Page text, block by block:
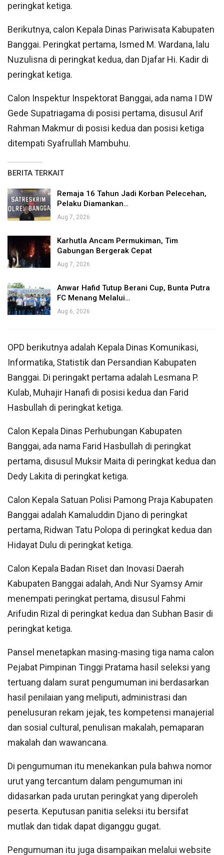
peringkat ketiga.
Berikutnya, calon Kepala Dinas Pariwisata Kabupaten
Banggai. Peringkat pertama, Ismed M. Wardana, lalu
Nuzulisna di peringkat kedua, dan Djafar Hi. Kadir di
peringkat ketiga.
Calon Inspektur Inspektorat Banggai, ada nama I DW
Gede Supatriagama di posisi pertama, disusul Arif
Rahman Makmur di posisi kedua dan posisi ketiga
ditempati Syafrullah Mambuhu.
BERITA TERKAIT
Remaja 16 Tahun Jadi Korban Pelecehan,
Pelaku Diamankan…
Aug 7, 2026
Karhutla Ancam Permukiman, Tim
Gabungan Bergerak Cepat
Aug 7, 2026
Anwar Hafid Tutup Berani Cup, Bunta Putra
FC Menang Melalui…
Aug 6, 2026
OPD berikutnya adalah Kepala Dinas Komunikasi,
Informatika, Statistik dan Persandian Kabupaten
Banggai. Di peringakt pertama adalah Lesmana P.
Kulab, Muhajir Hanafi di posisi kedua dan Farid
Hasbullah di peringkat ketiga.
Calon Kepala Dinas Perhubungan Kabupaten
Banggai, ada nama Farid Hasbullah di peringkat
pertama, disusul Muksir Maita di peringkat kedua dan
Dedy Lakita di peringkat ketiga.
Calon Kepala Satuan Polisi Pamong Praja Kabupaten
Banggai adalah Kamaluddin Djano di peringkat
pertama, Ridwan Tatu Polopa di peringkat kedua dan
Hidayat Dulu di peringkat ketiga.
Calon Kepala Badan Riset dan Inovasi Daerah
Kabupaten Banggai adalah, Andi Nur Syamsy Amir
menempati peringkat pertama, disusul Fahmi
Arifudin Rizal di peringkat kedua dan Subhan Basir di
peringkat ketiga.
Pansel menetapkan masing-masing tiga nama calon
Pejabat Pimpinan Tinggi Pratama hasil seleksi yang
tertuang dalam surat pengumuman ini berdasarkan
hasil penilaian yang meliputi, administrasi dan
penelusuran rekam jejak, tes kompetensi manajerial
dan sosial cultural, penulisan makalah, pemaparan
makalah dan wawancana.
Di pengumuman itu menekankan pula bahwa nomor
urut yang tercantum dalam pengumuman ini
didasarkan pada urutan peringkat yang diperoleh
peserta. Keputusan panitia seleksi itu bersifat
mutlak dan tidak dapat diganggu gugat.
Pengumuman itu juga disampaikan melalui website